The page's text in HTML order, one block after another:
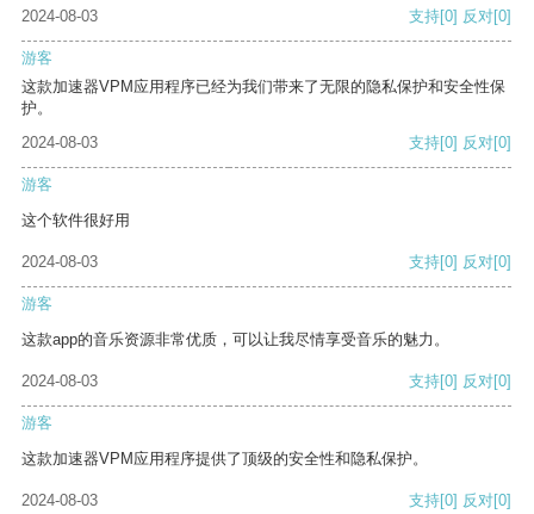
2024-08-03 支持[0] 反对[0]
游客
这款加速器VPM应用程序已经为我们带来了无限的隐私保护和安全性保
护。
2024-08-03
支持[0] 反对[0]
游客
这个软件很好用
2024-08-03 支持[0] 反对[0]
游客
这款app的音乐资源非常优质，可以让我尽情享受音乐的魅力。
2024-08-03 支持[0] 反对[0]
游客
这款加速器VPM应用程序提供了顶级的安全性和隐私保护。
2024-08-03 支持[0] 反对[0]